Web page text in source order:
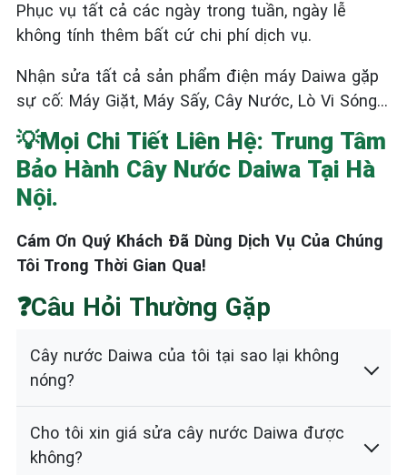
Phục vụ tất cả các ngày trong tuần, ngày lễ
không tính thêm bất cứ chi phí dịch vụ.
Nhận sửa tất cả sản phẩm điện máy Daiwa gặp
sự cố: Máy Giặt, Máy Sấy, Cây Nước, Lò Vi Sóng…
💡Mọi Chi Tiết Liên Hệ: Trung Tâm
Bảo Hành Cây Nước Daiwa Tại Hà
Nội.
Cám Ơn Quý Khách Đã Dùng Dịch Vụ Của Chúng
Tôi Trong Thời Gian Qua!
❓Câu Hỏi Thường Gặp
Cây nước Daiwa của tôi tại sao lại không
nóng?
Cho tôi xin giá sửa cây nước Daiwa được
không?